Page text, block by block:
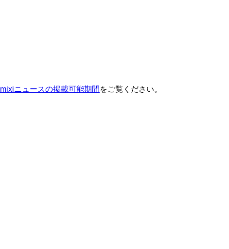
mixiニュースの掲載可能期間 をご覧ください。